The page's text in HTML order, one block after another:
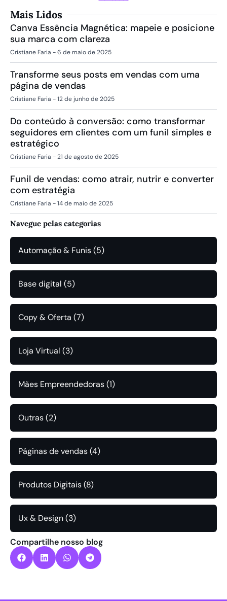
Mais Lidos
Canva Essência Magnética: mapeie e posicione
sua marca com clareza
Cristiane Faria 6 de maio de 2025
Transforme seus posts em vendas com uma
página de vendas
Cristiane Faria 12 de junho de 2025
Do conteúdo à conversão: como transformar
seguidores em clientes com um funil simples e
estratégico
Cristiane Faria 21 de agosto de 2025
Funil de vendas: como atrair, nutrir e converter
com estratégia
Cristiane Faria 14 de maio de 2025
Navegue pelas categorias
Automação & Funis(5)
Base digital (5)
Copy & Oferta (7)
Loja Virtual (3)
Mães Empreendedoras(1)
Outras(2)
Páginas de vendas(4)
Produtos Digitais(8)
Ux & Design(3)
Compartilhe nosso blog